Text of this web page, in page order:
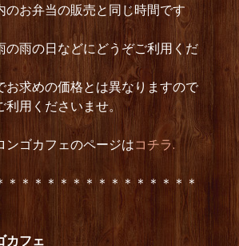
のお弁当の販売と同じ時間です
の雨の日などにどうぞご利用くだ
求めの価格とは異なりますので
利用くださいませ。
ンゴカフェのページはコチラ.
＊＊＊＊＊＊＊＊＊＊＊＊＊＊＊
カフェ